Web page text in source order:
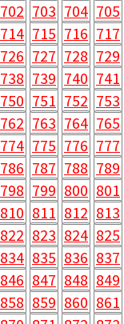
702 703 704 705
714 715 716 717
726 727 728 729
738 739 740 741
750 751 752 753
762 763 764 765
774 775 776 777
786 787 788 789
798 799 800 801
810 811 812 813
822 823 824 825
834 835 836 837
846 847 848 849
858 859 860 861